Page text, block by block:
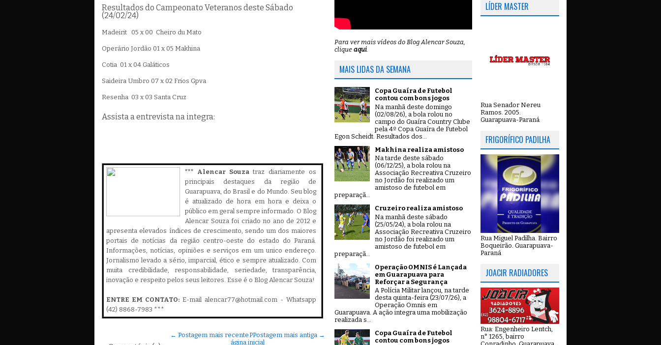
Resultados do Campeonato Veteranos deste Sábado
(24/02/24)
Madeirit 05 x 00 Cheiro du Mato
Operário Jordão 01 x 05 Makhina
Cotia 01 x 04 Galáticos
Saideira Umbro 07 x 02 Frios Gpva
Resenha 03 x 03 Santa Cruz
Assista a entrevista na integra:
*** Alencar Souza traz diariamente os
principais destaques da região de
Guarapuava, do Brasil e do Mundo. Seu blog
é atualizado de hora em hora e deixa o
público em geral sempre informado. O Blog
Alencar Souza foi criado no ano de 2012 e
apresenta elevados índices de crescimento, sendo um dos maiores
portais de notícias da região centro-oeste do estado do Paraná.
Informações, notícias, opiniões e serviços em um unico endereço.
Jornalismo levado a sério, imparcial, ético e sempre atualizado. Com
muita credibilidade, responsabilidade, seriedade, transparência,
inovação e respeito pelos seus leitores. Esse é o Blog Alencar Souza!
ENTRE EM CONTATO: E-mail alencar77@hotmail.com - Whatsapp
(42) 8868-7983 ***
← Postagem mais recente Postagem mais antiga →
P
ágina inicial
Para ver mais vídeos do Blog Alencar Souza,
clique aqui.
MAIS LIDAS DA SEMANA
Copa Guaíra de Futebol
contou com bons jogos
Na manhã deste domingo
(02/08/26), a bola rolou no
campo do Guaíra Country Clube
pela 4º Copa Guaíra de Futebol
Egon Scheidt. Resultados dos...
Makhina realiza amistoso
Na tarde deste sábado
(06/12/25), a bola rolou na
Associação Recreativa Cruzeiro
no Jordão foi realizado um
amistoso de futebol em
preparaçã...
Cruzeiro realiza amistoso
Na manhã deste sábado
(25/05/24), a bola rolou na
Associação Recreativa Cruzeiro
no Jordão foi realizado um
amistoso de futebol em
preparaçã...
Operação OMNIS é Lançada
em Guarapuava para
Reforçar a Segurança
A Polícia Militar lançou, na tarde
desta quinta-feira (23/07/26), a
Operação Omnis em
Guarapuava. A ação integra uma mobilização
realizada s...
Copa Guaíra de Futebol
contou com bons jogos
LÍDER MASTER
Rua Senador Nereu
Ramos. 2005.
Guarapuava-Paraná
FRIGORÍFICO PADILHA
Rua Miguel Padilha. Bairro
Boqueirão. Guarapuava-
Paraná
JOACIR RADIADORES
Rua: Engenheiro Lentch,
n° 1265, bairro